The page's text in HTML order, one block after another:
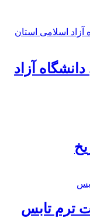
آزاد
ترم تابس